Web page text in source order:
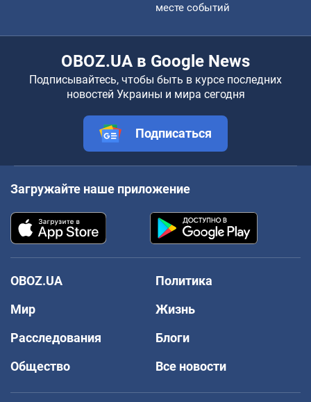
месте событий
OBOZ.UA в Google News
Подписывайтесь, чтобы быть в курсе последних
новостей Украины и мира сегодня
Подписаться
Загружайте наше приложение
OBOZ.UA
Политика
Мир
Жизнь
Расследования
Блоги
Общество
Все новости